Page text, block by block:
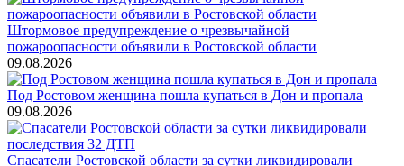
Штормовое предупреждение о чрезвычайной
пожароопасности объявили в Ростовской области
09.08.2026
Под Ростовом женщина пошла купаться в Дон и пропала
09.08.2026
Спасатели Ростовской области за сутки ликвидировали